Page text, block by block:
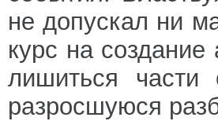
не допускал ни
курс на
лишиться
разросшуюся